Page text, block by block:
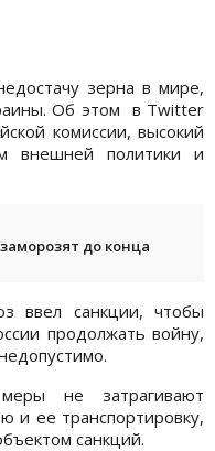
зерна в мире,
Об этом в Twitter
комиссии, высокий
внешней политики и
до конца
ввел санкции, чтобы
продолжать войну,
не затрагивают
и ее транспортировку,
санкций.